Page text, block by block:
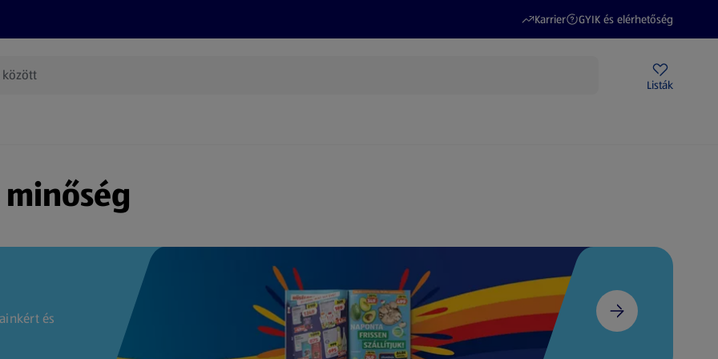
Karrier
(új oldalon nyílik meg)
GYIK és elérhetőség
(új oldalon nyílik meg)
Listák
és